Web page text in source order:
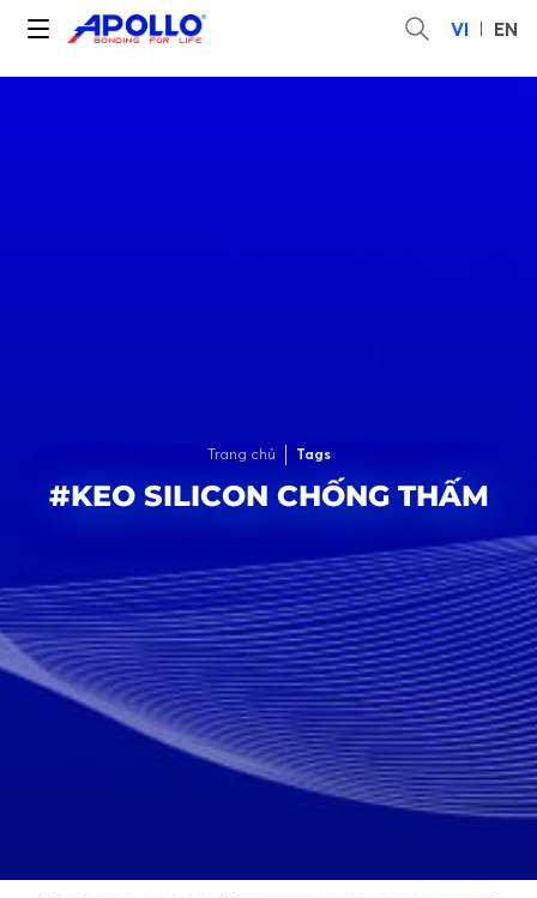
VI EN
Trang chủ Tags
#KEO SILICON CHỐNG THẤM